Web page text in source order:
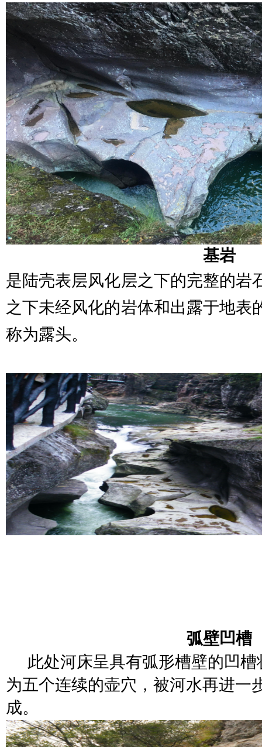
基岩
是陆壳表层风化层之下的完整的岩
之下未经风化的岩体和出露于地表
称为露头。
弧壁凹槽
此处河床呈具有弧形槽壁的凹
为五个连续的壶穴，被河水再进一
成。